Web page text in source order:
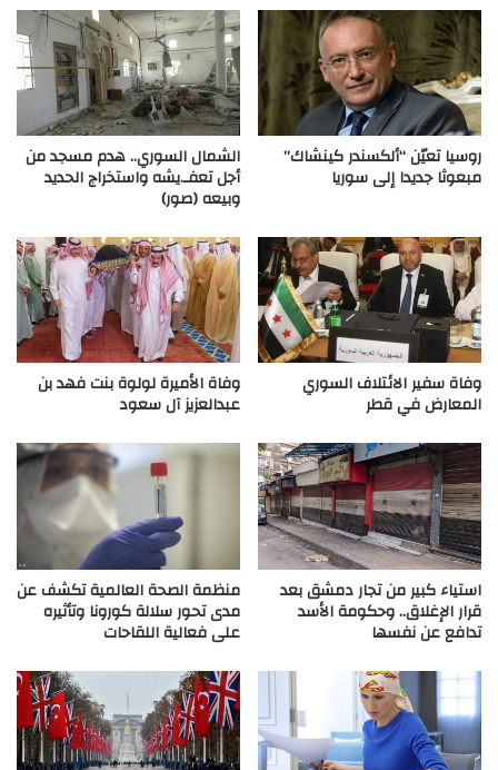
روسيا تعيّن “ألكسندر كينشاك”
مبعوثا جديدا إلى سوريا
الشمال السوري.. هدم مسجد من
أجل تعفـ.يشه واستخراج الحديد
وبيعه (صور)
وفاة سفير الائتلاف السوري
المعارض في قطر
وفاة الأميرة لولوة بنت فهد بن
عبدالعزيز آل سعود
استياء كبير من تجار دمشق بعد
قرار الإغلاق.. وحكومة الأسد
تدافع عن نفسها
منظمة الصحة العالمية تكشف عن
مدى تحور سلالة كورونا وتأثيره
على فعالية اللقاحات